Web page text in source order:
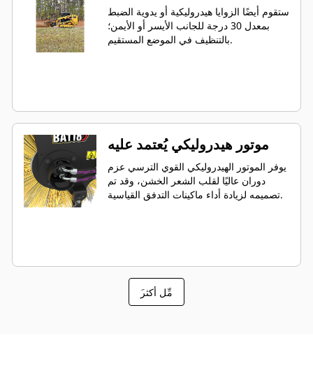
ستقوم أيضًا الزوايا هيدروليكية أو يدوية الضبط
بمعدل 30 درجة للجانب الأيسر أو الأيمن؛
بالتنظيف في الموضع المستقيم.
موتور هيدروليكي يُعتمد عليه
يوفر الموتور الهيدروليكي القوي الترسي عزم
دوران عاليًا لقلب الشعر الخشن، وقد تم
تصميمه لزيادة أداء ماكينات التدفق القياسية.
َمِّل أكثر